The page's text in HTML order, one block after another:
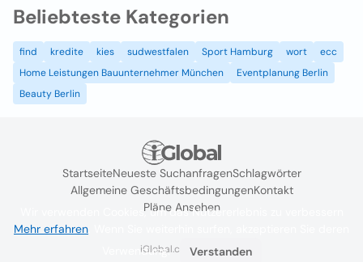
Beliebteste Kategorien
find kredite kies sudwestfalen Sport Hamburg wort
ecc
Home Leistungen Bauunternehmer München
Eventplanung Berlin
Beauty Berlin
StartseiteNeueste SuchanfragenSchlagwörter
Allgemeine GeschäftsbedingungenKontakt
Pläne Ansehen
iGlobal.co @ 2024
Wir verwenden Cookies, um das Nutzererlebnis zu verbessern
Mehr erfahren
Verwendung.
Verstanden